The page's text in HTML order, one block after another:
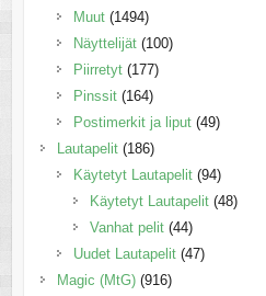
Muut (1494)
Näyttelijät (100)
Piirretyt (177)
Pinssit (164)
Postimerkit ja liput (49)
Lautapelit (186)
Käytetyt Lautapelit (94)
Käytetyt Lautapelit (48)
Vanhat pelit (44)
Uudet Lautapelit (47)
Magic (MtG) (916)